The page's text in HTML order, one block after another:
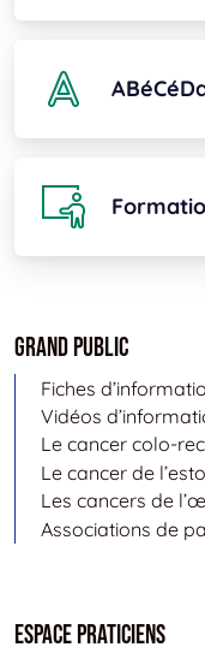
Grand public
Fiches
Vidéos
Le cancer colo-
Le cancer de
Les cancers de
Associations de
Espace Praticiens